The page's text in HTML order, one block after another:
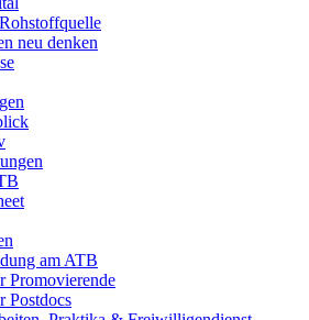
neu denken
am ATB
Promovierende
Postdocs